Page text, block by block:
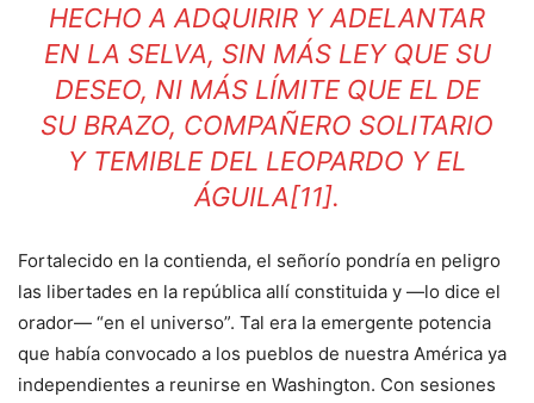
HECHO A ADQUIRIR Y ADELANTAR
EN LA SELVA, SIN MÁS LEY QUE SU
DESEO, NI MÁS LÍMITE QUE EL DE
SU BRAZO, COMPAÑERO SOLITARIO
Y TEMIBLE DEL LEOPARDO Y EL
ÁGUILA[11].
Fortalecido en la contienda, el señorío pondría en peligro
las libertades en la república allí constituida y —lo dice el
orador— “en el universo”. Tal era la emergente potencia
que había convocado a los pueblos de nuestra América ya
independientes a reunirse en Washington. Con sesiones